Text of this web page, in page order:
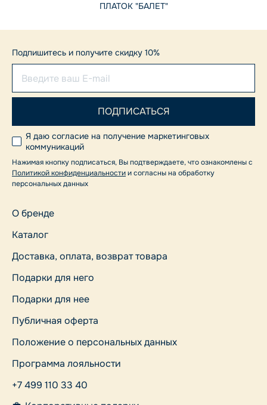
ПЛАТОК "БАЛЕТ"
О бренде
Каталог
Доставка, оплата, возврат товара
Подарки для него
Подарки для нее
Публичная оферта
Положение о персональных данных
Программа лояльности
+7 499 110 33 40
Подпишитесь и получите скидку 10%
Я даю согласие на получение маркетинговых
коммуникаций
Нажимая кнопку подписаться, Вы подтверждаете, что ознакомлены с
Политикой конфиденциальностии согласны на обработку
персональных данных